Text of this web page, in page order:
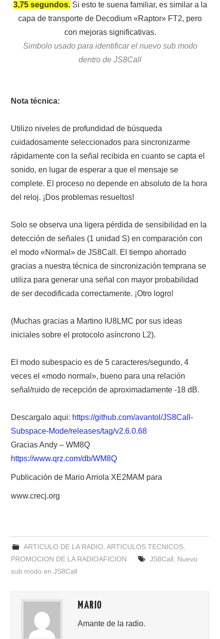
LA PULGA MERCANTE
LITERATURA DE LA RADIO
NUESTRAS ACTIVIDADES !
PATROCINADORES
PLAN DE BANDAS DE
RADIOAFICIONADOS EN MEXICO
PROMOCIÓN DE LA RADIO AFICIÓN
PROPAGACIÓN
SALÓN DE LA FAMA DEL CRECJ
SOLICITUD DE INGRESO
WAVELOG
AUTENTIFICACIÓN DE MIEMBROS DEL
CRECJ
3,75 segundos.Si esto te suena familiar, es similar a la
capa de transporte de Decodium «Raptor» FT2, pero
con mejoras significativas.
Simbolo usado para identificar el nuevo sub modo
dentro de JS8Call
Nota técnica:
Utilizo niveles de profundidad de búsqueda
cuidadosamente seleccionados para sincronizarme
rápidamente con la señal recibida en cuanto se capta el
sonido, en lugar de esperar a que el mensaje se
complete. El proceso no depende en absoluto de la hora
del reloj. ¡Dos problemas resueltos!
Solo se observa una ligera pérdida de sensibilidad en la
detección de señales (1 unidad S) en comparación con
el modo «Normal» de JS8Call. El tiempo ahorrado
gracias a nuestra técnica de sincronización temprana se
utiliza para generar una señal con mayor probabilidad
de ser decodificada correctamente. ¡Otro logro!
(Muchas gracias a Martino IU8LMC por sus ideas
iniciales sobre el protocolo asíncrono L2).
El modo subespacio es de 5 caracteres/segundo, 4
veces el «modo normal», bueno para una relación
señal/ruido de recepción de aproximadamente -18 dB.
Descargalo aqui: https://github.com/avantol/JS8Call-
Subspace-Mode/releases/tag/v2.6.0.68
Gracias Andy – WM8Q
https://www.qrz.com/db/WM8Q
Publicación de Mario Arriola XE2MAM para
www.crecj.org
ARTICULO DE LA RADIO, ARTICULOS TECNICOS,
PROMOCION DE LA RADIOAFICION
JS8Call, Nuevo
sub modo en JS8Call
MARIO
Amante de la radio.